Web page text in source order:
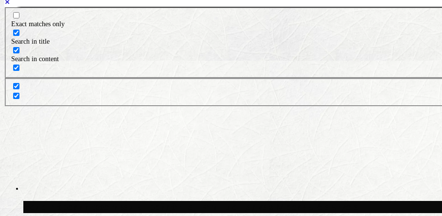
Exact matches only
Search in title
Search in content